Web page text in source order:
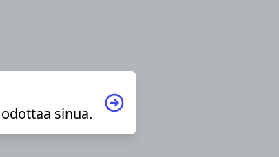
sinua.